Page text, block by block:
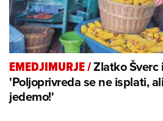
EMEDJIMURJE/Zlatko Šverc
'Poljoprivreda se ne isplati,
jedemo!'